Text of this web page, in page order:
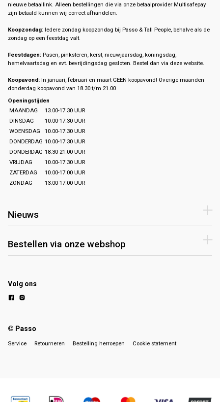
nieuwe betaallink. Alleen bestellingen die via onze betaalprovider Multisafepay
zijn betaald kunnen wij correct afhandelen.
Koopzondag: Iedere zondag koopzondag bij Passo & Tall People, behalve als de
zondag op een feestdag valt.
Feestdagen: Pasen, pinksteren, kerst, nieuwjaarsdag, koningsdag,
hemelvaartsdag en evt. bevrijdingsdag gesloten. Bestel dan via deze website.
Koopavond: In januari, februari en maart GEEN koopavond! Overige maanden
donderdag koopavond van 18.30 t/m 21.00
Openingstijden
MAANDAG
13.00-17.30 UUR
DINSDAG
10.00-17.30 UUR
WOENSDAG
10.00-17.30 UUR
DONDERDAG 10.00-17.30 UUR
DONDERDAG 18.30-21.00 UUR
VRIJDAG
10.00-17.30 UUR
ZATERDAG
10.00-17.00 UUR
ZONDAG
13.00-17.00 UUR
Nieuws
Bestellen via onze webshop
Volg ons
© Passo
Service Retourneren Bestelling herroepen Cookie statement